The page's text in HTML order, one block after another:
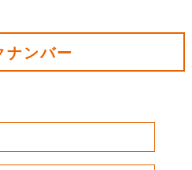
ナンバー